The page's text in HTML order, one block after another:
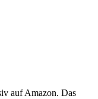
auf Amazon. Das